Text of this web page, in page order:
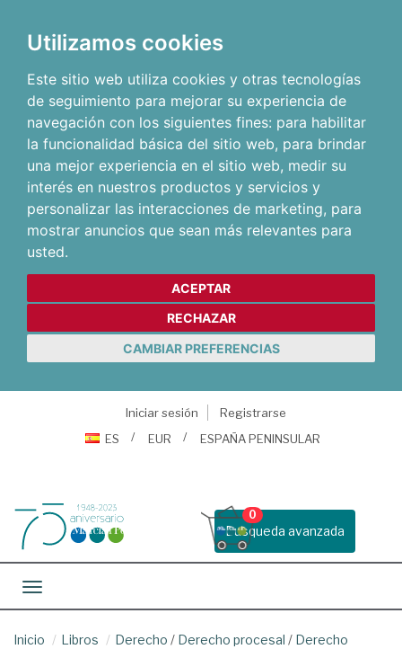
Utilizamos cookies
Este sitio web utiliza cookies y otras tecnologías
de seguimiento para mejorar su experiencia de
navegación con los siguientes fines: para habilitar
la funcionalidad básica del sitio web, para brindar
una mejor experiencia en el sitio web, medir su
interés en nuestros productos y servicios y
personalizar las interacciones de marketing, para
mostrar anuncios que sean más relevantes para
usted.
ACEPTAR
RECHAZAR
CAMBIAR PREFERENCIAS
Iniciar sesión
Registrarse
ES
EUR ESPAÑA PENINSULAR
Busqueda avanzada
0
Toggle navigation
Inicio Libros Derecho / Derecho procesal / Derecho